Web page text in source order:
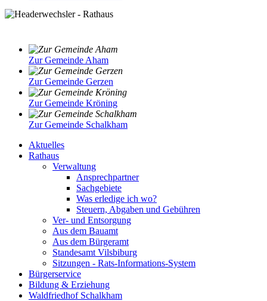
Zur Gemeinde Aham
Zur Gemeinde Gerzen
Zur Gemeinde Kröning
Zur Gemeinde Schalkham
Aktuelles
Rathaus
Verwaltung
Ansprechpartner
Sachgebiete
Was erledige ich wo?
Steuern, Abgaben und Gebühren
Ver- und Entsorgung
Aus dem Bauamt
Aus dem Bürgeramt
Standesamt Vilsbiburg
Sitzungen - Rats-Informations-System
Bürgerservice
Bildung & Erziehung
Waldfriedhof Schalkham